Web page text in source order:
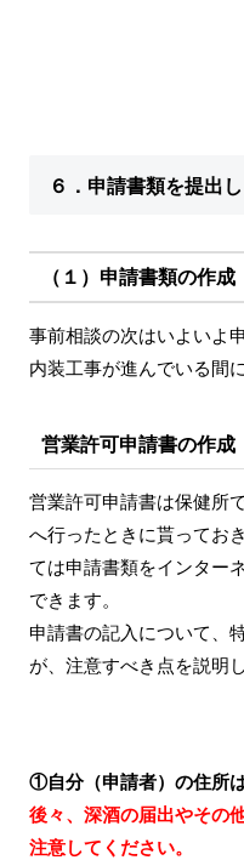
６．申請書類を提出
（１）申請書類の作成
事前相談の次はいよいよ
内装工事が進んでいる間
営業許可申請書の作成
営業許可申請書は保健所
へ行ったときに貰ってお
ては申請書類をインター
できます。
申請書の記入について、
が、注意すべき点を説明
①自分（申請者）の住所
後々、深酒の届出やその
注意してください。